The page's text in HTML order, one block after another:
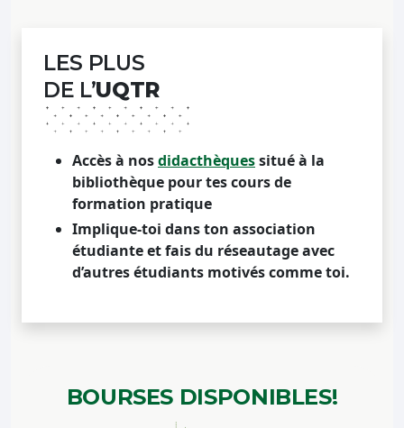
LES PLUS
DE L’UQTR
Accès à nosdidacthèquessitué à la
bibliothèque pour tes cours de
formation pratique
Implique-toi dans ton association
étudiante et fais du réseautage avec
d’autres étudiants motivés comme toi.
BOURSES DISPONIBLES!